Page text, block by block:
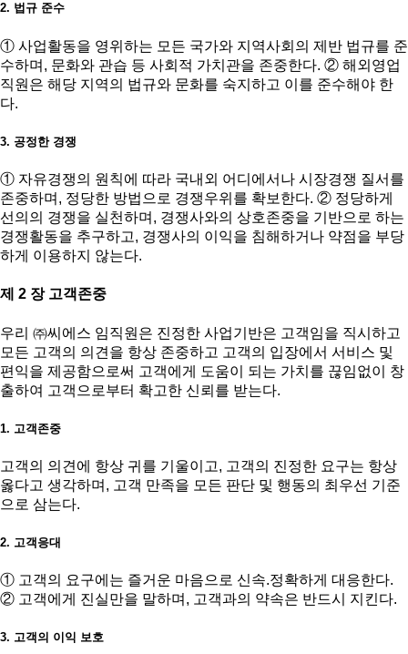
2. 법규 준수
① 사업활동을 영위하는 모든 국가와 지역사회의 제반 법규를 준
수하며, 문화와 관습 등 사회적 가치관을 존중한다. ② 해외영업
직원은 해당 지역의 법규와 문화를 숙지하고 이를 준수해야 한
다.
3. 공정한 경쟁
① 자유경쟁의 원칙에 따라 국내외 어디에서나 시장경쟁 질서를
존중하며, 정당한 방법으로 경쟁우위를 확보한다. ② 정당하게
선의의 경쟁을 실천하며, 경쟁사와의 상호존중을 기반으로 하는
경쟁활동을 추구하고, 경쟁사의 이익을 침해하거나 약점을 부당
하게 이용하지 않는다.
제 2 장 고객존중
우리 ㈜씨에스 임직원은 진정한 사업기반은 고객임을 직시하고
모든 고객의 의견을 항상 존중하고 고객의 입장에서 서비스 및
편익을 제공함으로써 고객에게 도움이 되는 가치를 끊임없이 창
출하여 고객으로부터 확고한 신뢰를 받는다.
1. 고객존중
고객의 의견에 항상 귀를 기울이고, 고객의 진정한 요구는 항상
옳다고 생각하며, 고객 만족을 모든 판단 및 행동의 최우선 기준
으로 삼는다.
2. 고객응대
① 고객의 요구에는 즐거운 마음으로 신속.정확하게 대응한다.
② 고객에게 진실만을 말하며, 고객과의 약속은 반드시 지킨다.
3. 고객의 이익 보호